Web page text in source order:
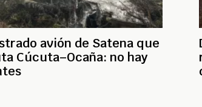
avión de Satena que
Cúcuta–Ocaña: no hay